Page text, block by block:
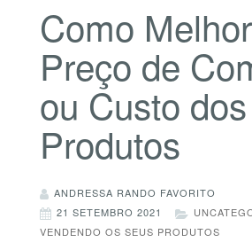
Como
Preço de
ou Custo dos
Produtos
ANDRESSA RANDO FAVORITO
21 SETEMBRO 2021
VENDENDO OS SEUS PRODUTOS